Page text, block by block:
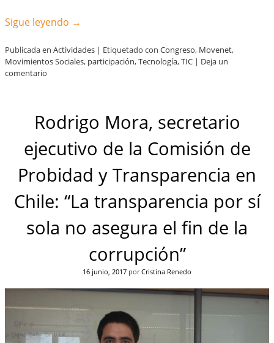
Sigue leyendo →
Publicada en Actividades | Etiquetado con Congreso, Movenet,
Movimientos Sociales, participación,Tecnología,TIC | Deja un
comentario
Rodrigo Mora, secretario
ejecutivo de la Comisión de
Probidad y Transparencia en
Chile: “La transparencia por sí
sola no asegura el fin de la
corrupción”
16 junio, 2017 porCristina Renedo